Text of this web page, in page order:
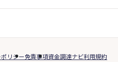
リシー免責事項資金調達ナビ利用規約